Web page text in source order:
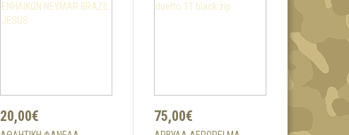
20,00€ 75,00€